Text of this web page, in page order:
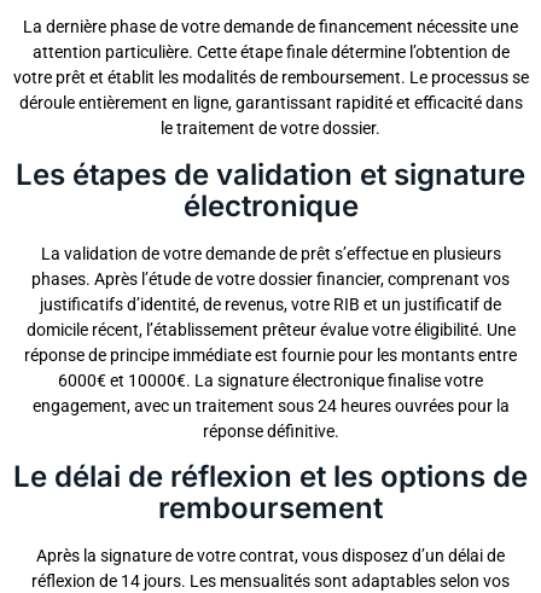
La dernière phase de votre demande de financement nécessite une
attention particulière. Cette étape finale détermine l’obtention de
votre prêt et établit les modalités de remboursement. Le processus se
déroule entièrement en ligne, garantissant rapidité et efficacité dans
le traitement de votre dossier.
Les étapes de validation et signature
électronique
La validation de votre demande de prêt s’effectue en plusieurs
phases. Après l’étude de votre dossier financier, comprenant vos
justificatifs d’identité, de revenus, votre RIB et un justificatif de
domicile récent, l’établissement prêteur évalue votre éligibilité. Une
réponse de principe immédiate est fournie pour les montants entre
6000€ et 10000€. La signature électronique finalise votre
engagement, avec un traitement sous 24 heures ouvrées pour la
réponse définitive.
Le délai de réflexion et les options de
remboursement
Après la signature de votre contrat, vous disposez d’un délai de
réflexion de 14 jours. Les mensualités sont adaptables selon vos